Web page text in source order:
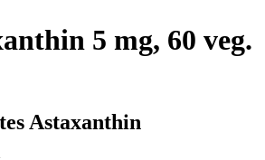
5 mg, 60 veg.
Astaxanthin